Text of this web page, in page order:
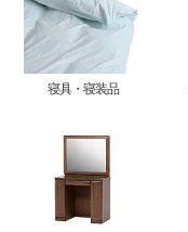
寝具・寝装品